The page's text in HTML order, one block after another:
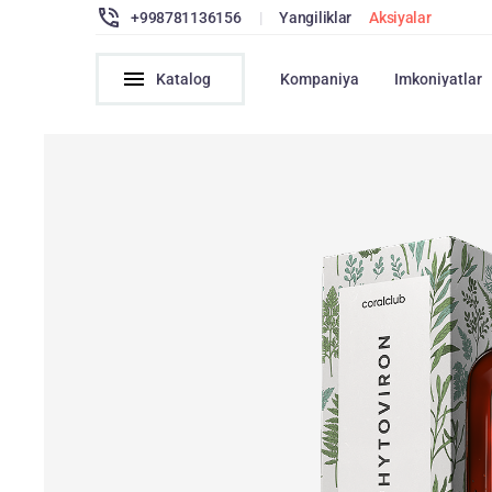
+998781136156 | Yangiliklar Aksiyalar
Katalog Kompaniya Imkoniyatlar